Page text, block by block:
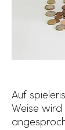
Auf
Weise